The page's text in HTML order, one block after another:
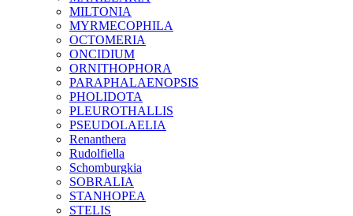
MILTONIA
MYRMECOPHILA
OCTOMERIA
ONCIDIUM
ORNITHOPHORA
PARAPHALAENOPSIS
PHOLIDOTA
PLEUROTHALLIS
PSEUDOLAELIA
Renanthera
Rudolfiella
Schomburgkia
SOBRALIA
STANHOPEA
STELIS